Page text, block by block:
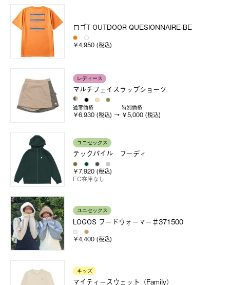
ロゴT OUTDOOR QUESIONNAIRE-BE
￥4,950 (税込)
レディース
マルチフェイスラップショーツ
通常価格
￥6,930 (税込)
特別価格
￥5,000 (税込)
ユニセックス
テックパイル フーディ
￥7,920 (税込)
EC在庫なし
ユニセックス
LOGOS フードウォーマー＃371500
￥4,400 (税込)
キッズ
マイティースウェット（Family）